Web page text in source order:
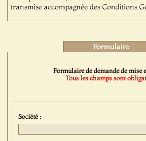
transmise accompagnée des Conditions
Formulaire
Formulaire de demande de mise
Tous les champs sont
Société :